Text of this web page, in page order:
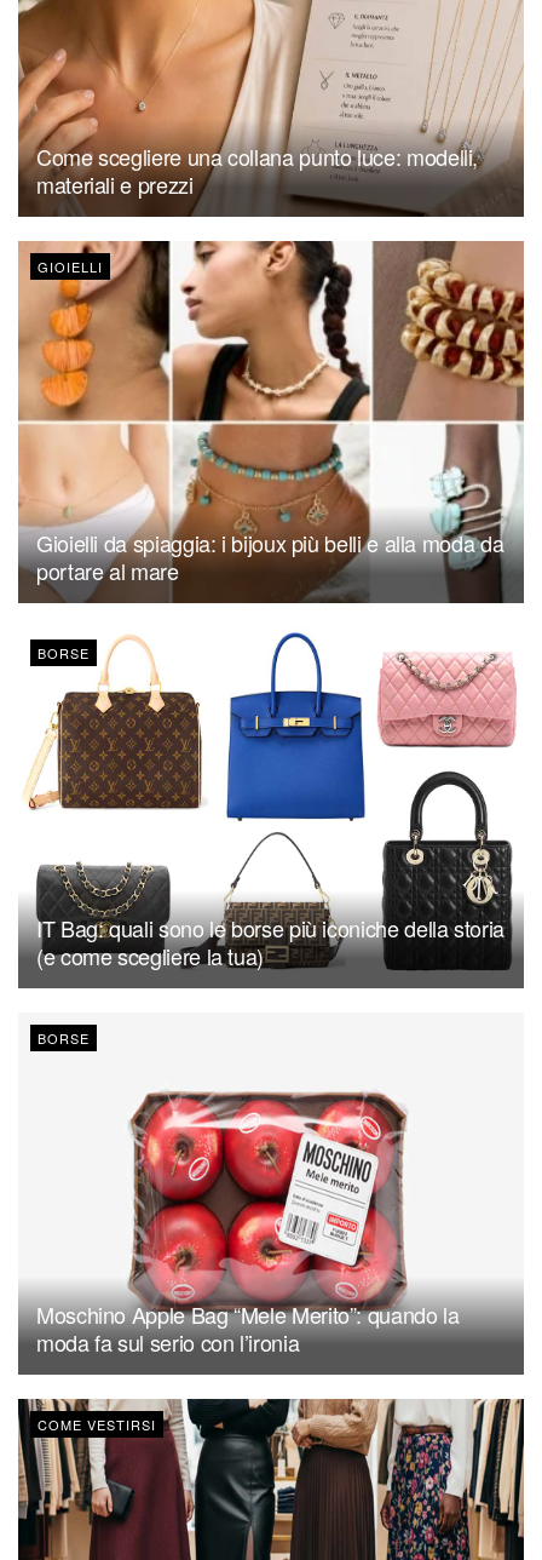
Come scegliere una collana punto luce: modelli,
materiali e prezzi
GIOIELLI
Gioielli da spiaggia: i bijoux più belli e alla moda da
portare al mare
BORSE
IT Bag: quali sono le borse più iconiche della storia
(e come scegliere la tua)
BORSE
Moschino Apple Bag “Mele Merito”: quando la
moda fa sul serio con l’ironia
COME VESTIRSI